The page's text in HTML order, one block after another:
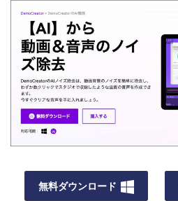
無料ダウンロード